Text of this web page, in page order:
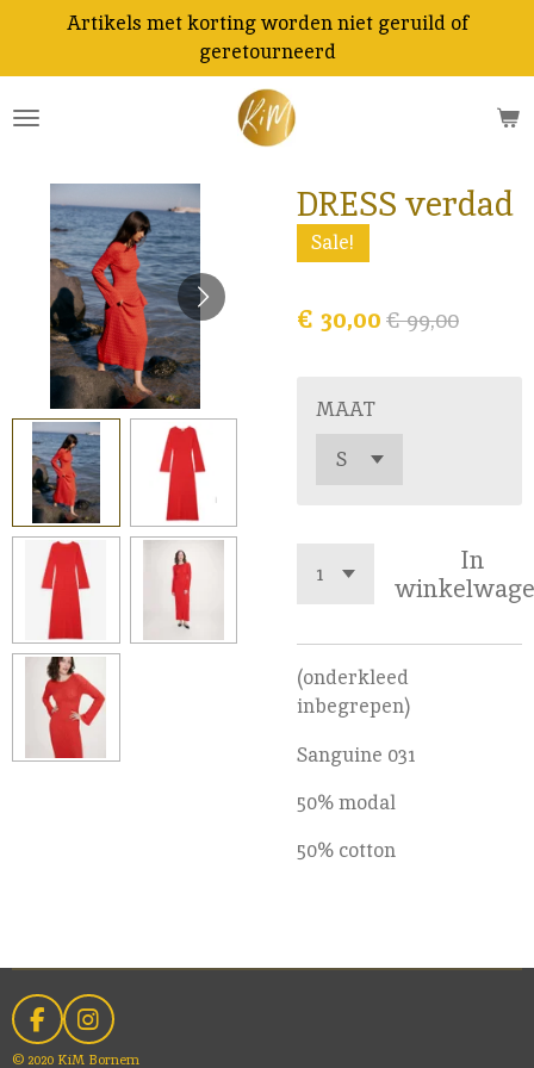
naar
de
Artikels met korting worden niet geruild of
geretourneerd
DRESS verdad
Sale!
€ 30,00 € 99,00
MAAT
In
(onderkleed
inbegrepen)
Sanguine 031
50% modal
50% cotton
F
a
I
n
© 2020 KiM Bornem